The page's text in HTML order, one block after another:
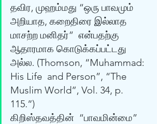
த‌விர‌, முஹ‌ம்ம‌து “ஒரு பாவ‌மும்
அறியாத‌, க‌றைதிரை இல்லாத‌
மாச‌ற்ற‌ ம‌னித‌ர்”  என்ப‌த‌ற்கு
ஆதார‌மாக‌ கொடுக்க‌ப்ப‌ட்ட‌து
அல்ல‌. (Thomson, “Muhammad:
His Life  and Person”, “The
Muslim World”, Vol. 34, p.
115.”)
கிறிஸ்தவத்தின்  “பாவமின்மை”